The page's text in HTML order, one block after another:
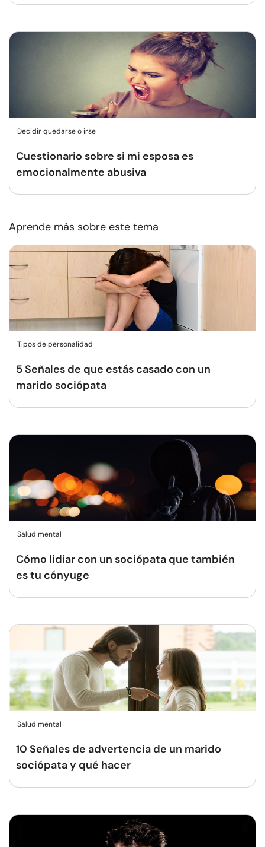
Decidir quedarse o irse
Cuestionario sobre si mi esposa es
emocionalmente abusiva
Aprende más sobre este tema
Tipos de personalidad
5 Señales de que estás casado con un
marido sociópata
Salud mental
Cómo lidiar con un sociópata que también
es tu cónyuge
Salud mental
10 Señales de advertencia de un marido
sociópata y qué hacer